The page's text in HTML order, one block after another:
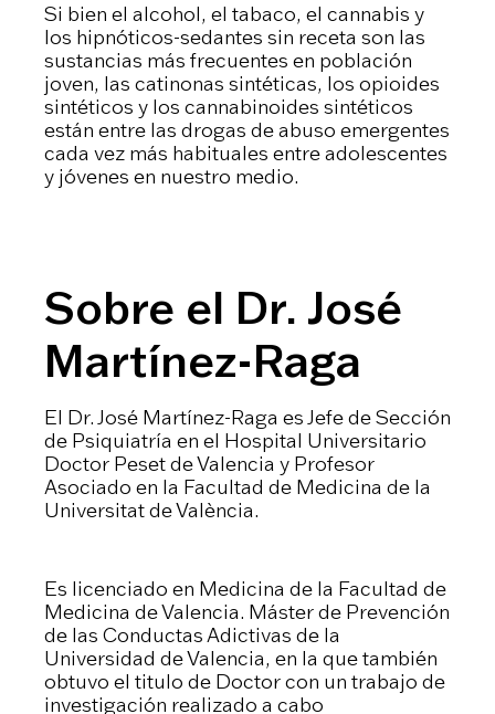
Si bien el alcohol, el tabaco, el cannabis y
los hipnóticos-sedantes sin receta son las
sustancias más frecuentes en población
joven, las catinonas sintéticas, los opioides
sintéticos y los cannabinoides sintéticos
están entre las drogas de abuso emergentes
cada vez más habituales entre adolescentes
y jóvenes en nuestro medio.
Sobre el Dr. José
Martínez-Raga
El Dr. José Martínez-Raga es Jefe de Sección
de Psiquiatría en el Hospital Universitario
Doctor Peset de Valencia y Profesor
Asociado en la Facultad de Medicina de la
Universitat de València.
Es licenciado en Medicina de la Facultad de
Medicina de Valencia. Máster de Prevención
de las Conductas Adictivas de la
Universidad de Valencia, en la que también
obtuvo el titulo de Doctor con un trabajo de
investigación realizado a cabo